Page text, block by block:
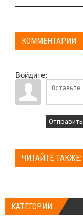
КОММЕНТАРИИ
Войдите:
Отправить
ЧИТАЙТЕ ТАКЖЕ:
КАТЕГОРИИ